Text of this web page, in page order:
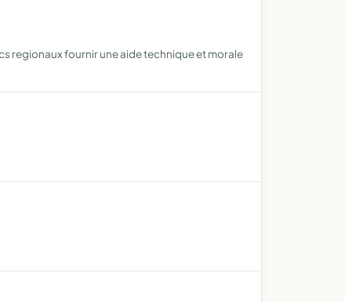
regionaux fournir une aide technique et morale